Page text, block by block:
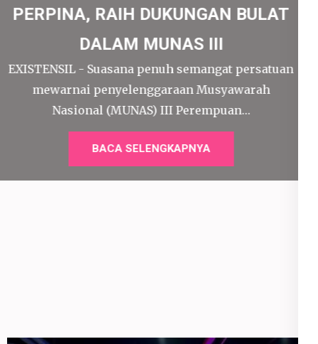
INTIMIDASI JURNALISME KRITIS
EXISTENSIL -Pagi itu, Jumat, 5 Juni 2026, suasana
BACA SELENGKAPNYA